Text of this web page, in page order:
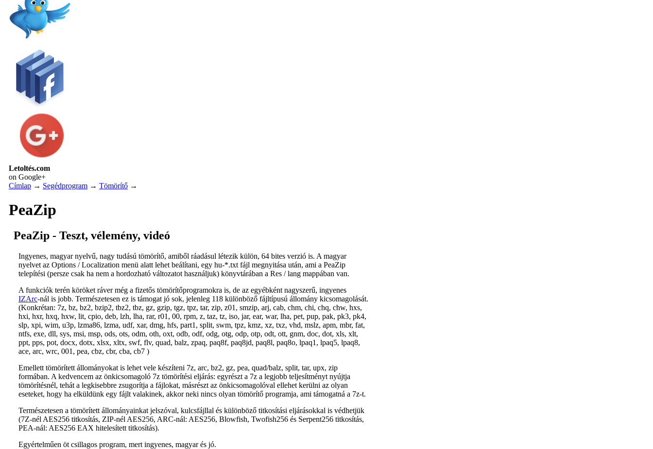
Letoltés.com
on Google+
Címlap → Segédprogram → Tömörítő →
PeaZip
PeaZip - Teszt, vélemény, videó
Ingyenes, magyar nyelvű, nagy tudású tömörítő, amiből ráadásul létezik külön, 64 bites verzió is. A magyar
nyelvet az Options / Localization menü alatt lehet beálítani, egy hu-*.txt fájl megnyitása után, ami a PeaZip
telepítési (persze csak ha nem a hordozható változatot használjuk) könyvtárában a Res / lang mappában van.
A funkciók terén köröket ráver még a fizetős tömörítőprogramokra is, de az egyébként nagyszerű, ingyenes
IZArc-nál is jobb. Természetesen ez is támogat jó sok, jelenleg 118 különböző fájltípusú állomány kicsomagolását.
(Konkrétan: 7z, bz, bz2, bzip2, tbz2, tbz, gz, gzip, tgz, tpz, tar, zip, z01, smzip, arj, cab, chm, chi, chq, chw, hxs,
hxi, hxr, hxq, hxw, lit, cpio, deb, lzh, lha, rar, r01, 00, rpm, z, taz, tz, iso, jar, ear, war, lha, pet, pup, pak, pk3, pk4,
slp, xpi, wim, u3p, lzma86, lzma, udf, xar, dmg, hfs, part1, split, swm, tpz, kmz, xz, txz, vhd, mslz, apm, mbr, fat,
ntfs, exe, dll, sys, msi, msp, ods, ots, odm, oth, oxt, odb, odf, odg, otg, odp, otp, odt, ott, gnm, doc, dot, xls, xlt,
ppt, pps, pot, docx, dotx, xlsx, xltx, swf, flv, quad, balz, zpaq, paq8f, paq8jd, paq8l, paq8o, lpaq1, lpaq5, lpaq8,
ace, arc, wrc, 001, pea, cbz, cbr, cba, cb7 )
Emellett tömörített állományokat is lehet vele készíteni 7z, arc, bz2, gz, pea, quad/balz, split, tar, upx, zip
formában. A kedvencem az önkicsomagoló 7z tömörítési eljárás: egyrészt a 7z a legjobb teljesítményt nyújtja
tömörítésnél, tehát a legkisebbre zsugorítja a fájlokat, másrészt az önkicsomagolóval ellehet kerülni az olyan
eseteket, hogy ha elküldünk egy fájlt valakinek, akkor neki nincs olyan tömörítő programja, ami támogatná a 7z-t.
Természetesen a tömörített állományainkat jelszóval, kulcsfájllal és különböző titkosítási eljárásokkal is védhetjük
(7Z-nél AES256 titkosítás, ZIP-nél AES256, ARC-nál: AES256, Blowfish, Twofish256 és Serpent256 titkosítás,
PEA-nál: AES256 EAX hitelesített titkosítás).
Egyértelműen öt csillagos program, mert ingyenes, magyar és jó.